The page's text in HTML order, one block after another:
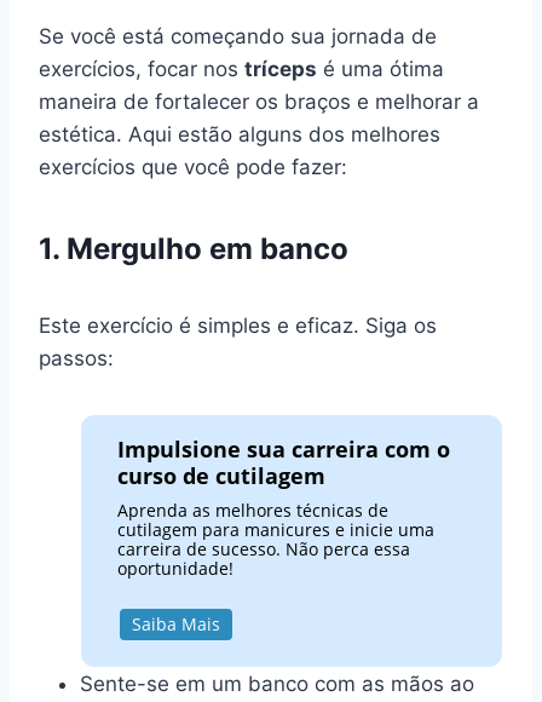
Se você está começando sua jornada de
exercícios, focar nos tríceps é uma ótima
maneira de fortalecer os braços e melhorar a
estética. Aqui estão alguns dos melhores
exercícios que você pode fazer:
1. Mergulho em banco
Este exercício é simples e eficaz. Siga os
passos:
Impulsione sua carreira com o
curso de cutilagem
Aprenda as melhores técnicas de
cutilagem para manicures e inicie uma
carreira de sucesso. Não perca essa
oportunidade!
Saiba Mais
Sente-se em um banco com as mãos ao